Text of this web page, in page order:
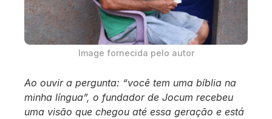
Image fornecida pelo autor
Ao ouvir a pergunta: “você tem uma bíblia na
minha língua”, o fundador de Jocum recebeu
uma visão que chegou até essa geração e está